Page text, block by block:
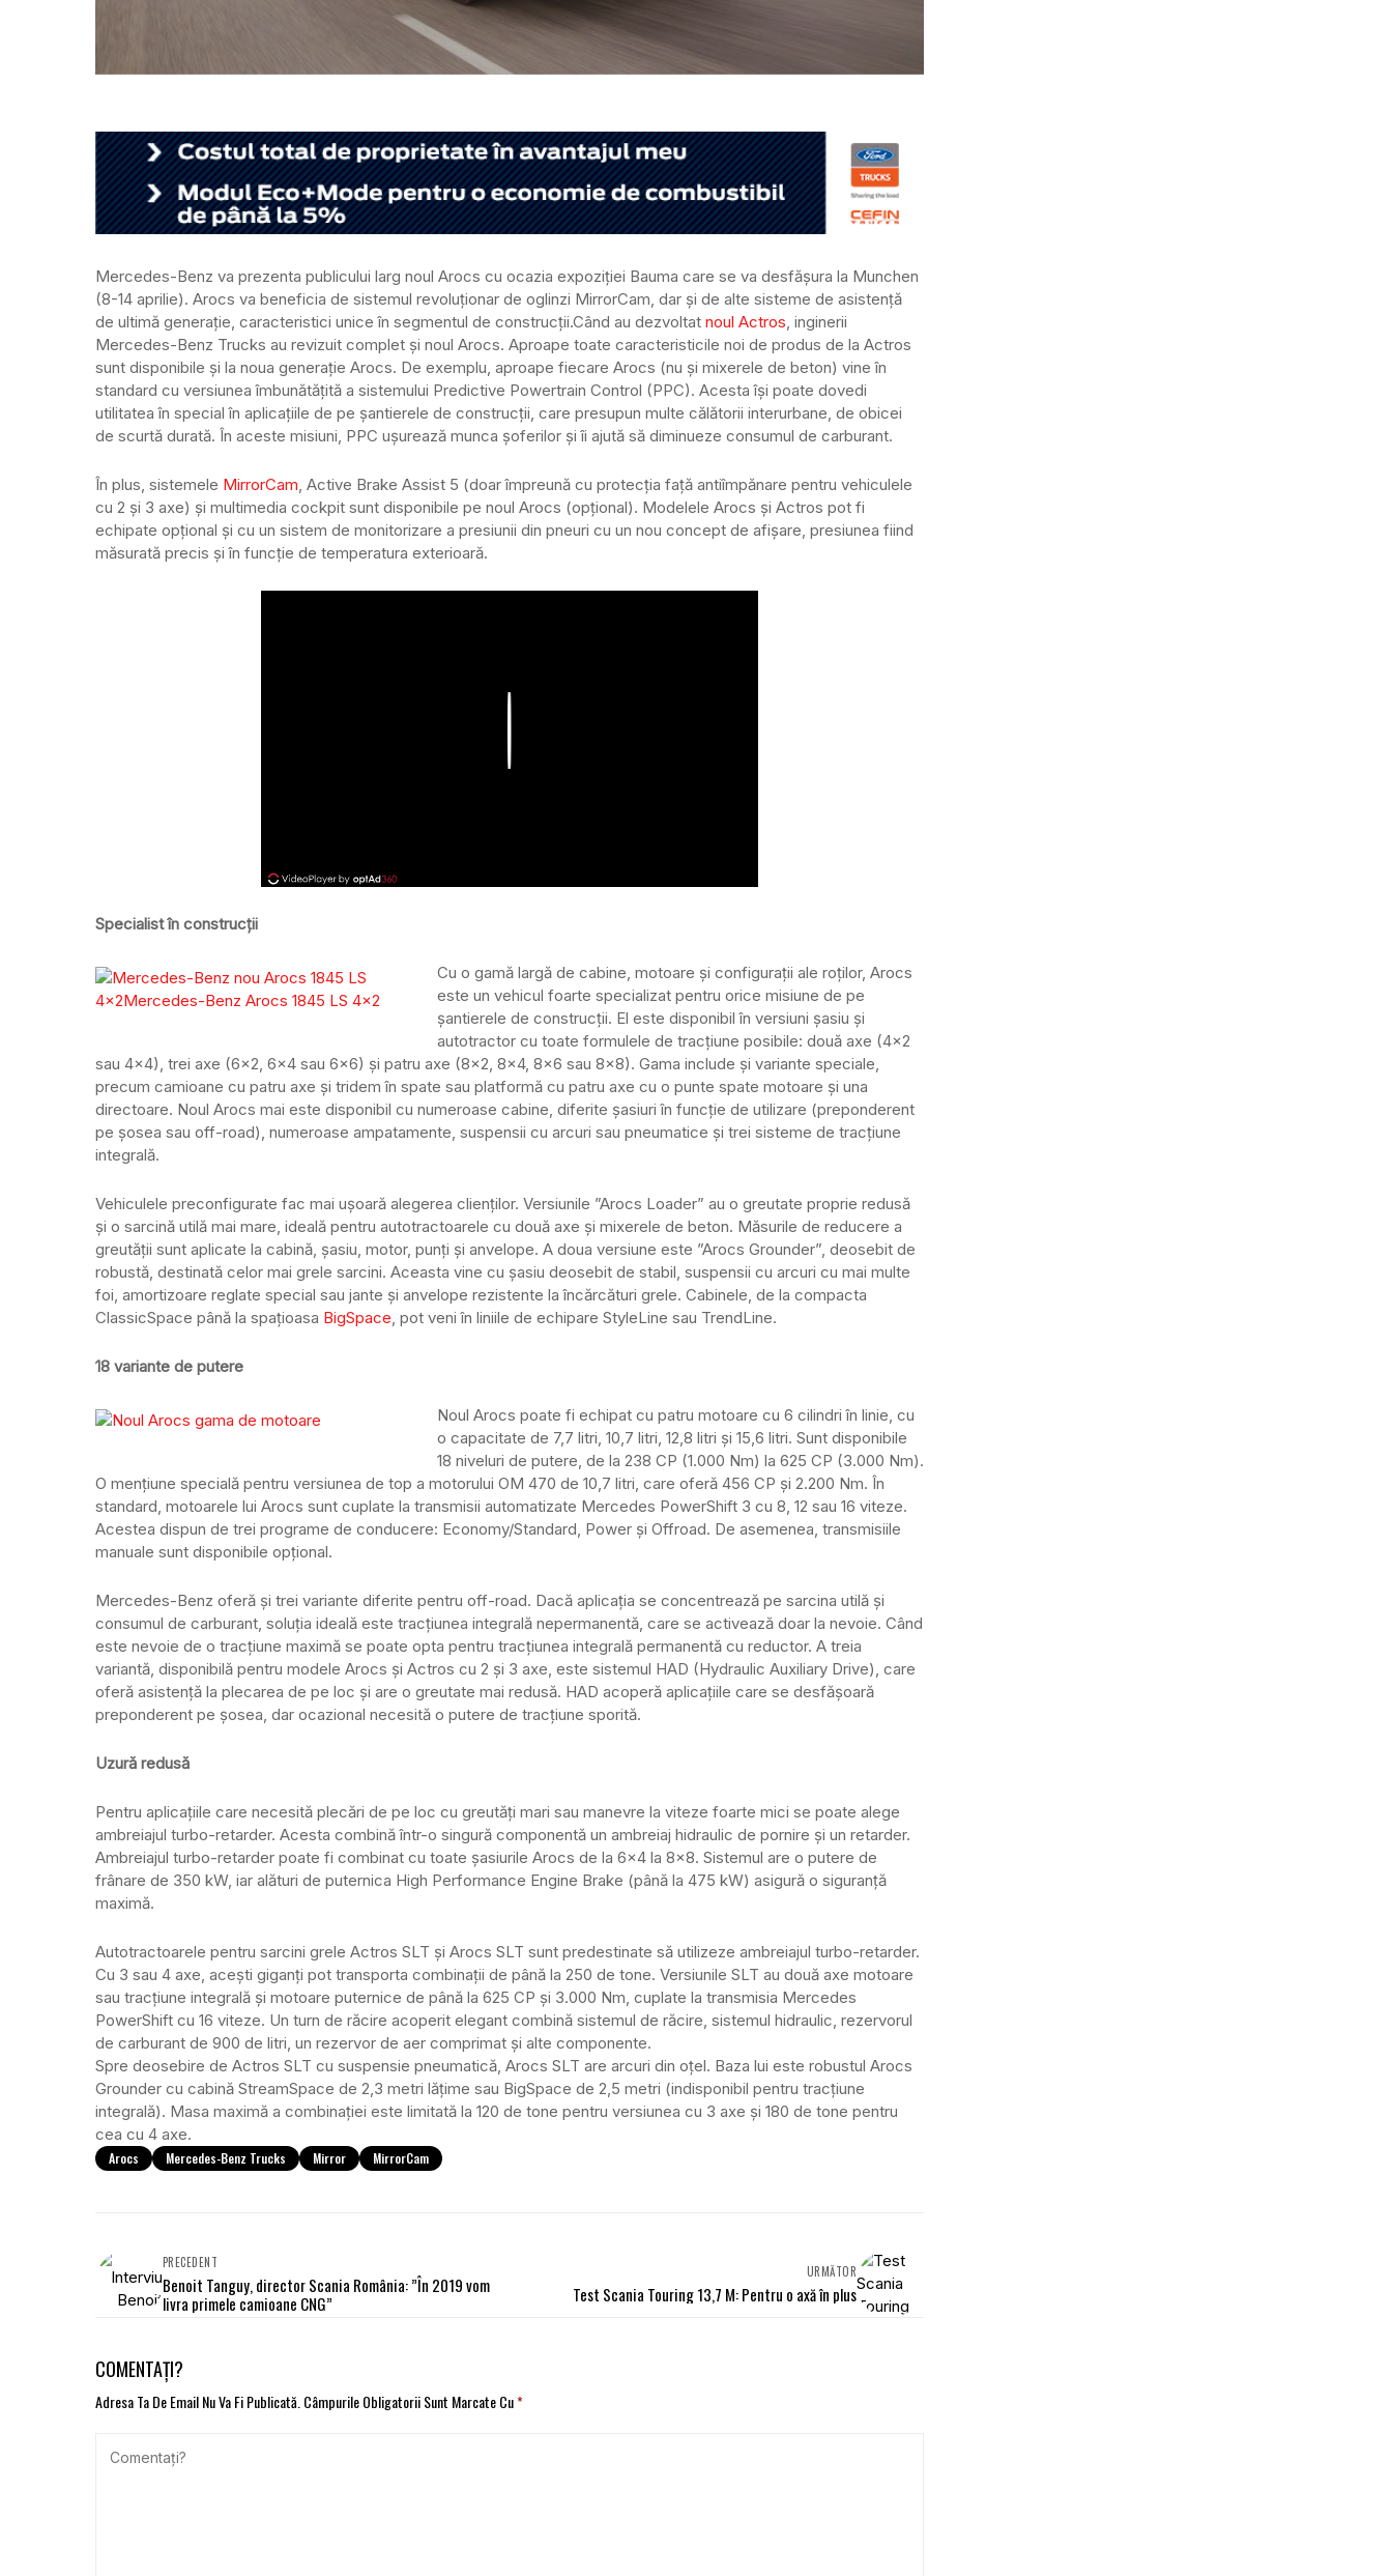
Mercedes-Benz va prezenta publicului larg noul Arocs cu ocazia expoziției Bauma care se va desfășura la Munchen
(8-14 aprilie). Arocs va beneficia de sistemul revoluționar de oglinzi MirrorCam, dar și de alte sisteme de asistență
de ultimă generație, caracteristici unice în segmentul de construcții.Când au dezvoltat noul Actros , inginerii
Mercedes-Benz Trucks au revizuit complet și noul Arocs. Aproape toate caracteristicile noi de produs de la Actros
sunt disponibile și la noua generație Arocs. De exemplu, aproape fiecare Arocs (nu și mixerele de beton) vine în
standard cu versiunea îmbunătățită a sistemului Predictive Powertrain Control (PPC). Acesta își poate dovedi
utilitatea în special în aplicațiile de pe șantierele de construcții, care presupun multe călătorii interurbane, de obicei
de scurtă durată. În aceste misiuni, PPC ușurează munca șoferilor și îi ajută să diminueze consumul de carburant.
În plus, sistemele MirrorCam , Active Brake Assist 5 (doar împreună cu protecția față antiîmpănare pentru vehiculele
cu 2 și 3 axe) și multimedia cockpit sunt disponibile pe noul Arocs (opțional). Modelele Arocs și Actros pot fi
echipate opțional și cu un sistem de monitorizare a presiunii din pneuri cu un nou concept de afișare, presiunea fiind
măsurată precis și în funcție de temperatura exterioară.
Specialist în construcții
Cu o gamă largă de cabine, motoare și configurații ale roților, Arocs
este un vehicul foarte specializat pentru orice misiune de pe
șantierele de construcții. El este disponibil în versiuni șasiu și
autotractor cu toate formulele de tracțiune posibile: două axe (4×2
sau 4×4), trei axe (6×2, 6×4 sau 6×6) și patru axe (8×2, 8×4, 8×6 sau 8×8). Gama include și variante speciale,
precum camioane cu patru axe și tridem în spate sau platformă cu patru axe cu o punte spate motoare și una
directoare. Noul Arocs mai este disponibil cu numeroase cabine, diferite șasiuri în funcție de utilizare (preponderent
pe șosea sau off-road), numeroase ampatamente, suspensii cu arcuri sau pneumatice și trei sisteme de tracțiune
integrală.
Vehiculele preconfigurate fac mai ușoară alegerea clienților. Versiunile ”Arocs Loader” au o greutate proprie redusă
și o sarcină utilă mai mare, ideală pentru autotractoarele cu două axe și mixerele de beton. Măsurile de reducere a
greutății sunt aplicate la cabină, șasiu, motor, punți și anvelope. A doua versiune este ”Arocs Grounder”, deosebit de
robustă, destinată celor mai grele sarcini. Aceasta vine cu șasiu deosebit de stabil, suspensii cu arcuri cu mai multe
foi, amortizoare reglate special sau jante și anvelope rezistente la încărcături grele. Cabinele, de la compacta
ClassicSpace până la spațioasa BigSpace , pot veni în liniile de echipare StyleLine sau TrendLine.
18 variante de putere
Noul Arocs poate fi echipat cu patru motoare cu 6 cilindri în linie, cu
o capacitate de 7,7 litri, 10,7 litri, 12,8 litri și 15,6 litri. Sunt disponibile
18 niveluri de putere, de la 238 CP (1.000 Nm) la 625 CP (3.000 Nm).
O mențiune specială pentru versiunea de top a motorului OM 470 de 10,7 litri, care oferă 456 CP și 2.200 Nm. În
standard, motoarele lui Arocs sunt cuplate la transmisii automatizate Mercedes PowerShift 3 cu 8, 12 sau 16 viteze.
Acestea dispun de trei programe de conducere: Economy/Standard, Power și Offroad. De asemenea, transmisiile
manuale sunt disponibile opțional.
Mercedes-Benz oferă și trei variante diferite pentru off-road. Dacă aplicația se concentrează pe sarcina utilă și
consumul de carburant, soluția ideală este tracțiunea integrală nepermanentă, care se activează doar la nevoie. Când
este nevoie de o tracțiune maximă se poate opta pentru tracțiunea integrală permanentă cu reductor. A treia
variantă, disponibilă pentru modele Arocs și Actros cu 2 și 3 axe, este sistemul HAD (Hydraulic Auxiliary Drive), care
oferă asistență la plecarea de pe loc și are o greutate mai redusă. HAD acoperă aplicațiile care se desfășoară
preponderent pe șosea, dar ocazional necesită o putere de tracțiune sporită.
Uzură redusă
Pentru aplicațiile care necesită plecări de pe loc cu greutăți mari sau manevre la viteze foarte mici se poate alege
ambreiajul turbo-retarder. Acesta combină într-o singură componentă un ambreiaj hidraulic de pornire și un retarder.
Ambreiajul turbo-retarder poate fi combinat cu toate șasiurile Arocs de la 6×4 la 8×8. Sistemul are o putere de
frânare de 350 kW, iar alături de puternica High Performance Engine Brake (până la 475 kW) asigură o siguranță
maximă.
Autotractoarele pentru sarcini grele Actros SLT și Arocs SLT sunt predestinate să utilizeze ambreiajul turbo-retarder.
Cu 3 sau 4 axe, acești giganți pot transporta combinații de până la 250 de tone. Versiunile SLT au două axe motoare
sau tracțiune integrală și motoare puternice de până la 625 CP și 3.000 Nm, cuplate la transmisia Mercedes
PowerShift cu 16 viteze. Un turn de răcire acoperit elegant combină sistemul de răcire, sistemul hidraulic, rezervorul
de carburant de 900 de litri, un rezervor de aer comprimat și alte componente.
Spre deosebire de Actros SLT cu suspensie pneumatică, Arocs SLT are arcuri din oțel. Baza lui este robustul Arocs
Grounder cu cabină StreamSpace de 2,3 metri lățime sau BigSpace de 2,5 metri (indisponibil pentru tracțiune
integrală). Masa maximă a combinației este limitată la 120 de tone pentru versiunea cu 3 axe și 180 de tone pentru
cea cu 4 axe.
Arocs Mercedes-Benz Trucks Mirror MirrorCam
PRECEDENT
Benoit Tanguy, director Scania România: ”În 2019 vom
livra primele camioane CNG”
URMĂTOR
Test Scania Touring 13,7 M: Pentru o axă în plus
COMENTAȚI?
Adresa Ta De Email Nu Va Fi Publicată. Câmpurile Obligatorii Sunt Marcate Cu*